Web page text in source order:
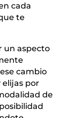
cada
te
un aspecto
cambio
por
de